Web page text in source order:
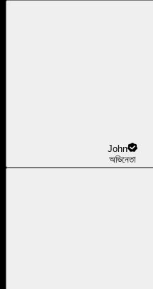
John
অভিনেতা